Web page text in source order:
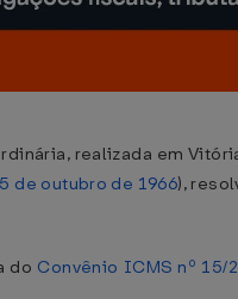
realizada em
de outubro de 1966),
do Convênio ICMS nº